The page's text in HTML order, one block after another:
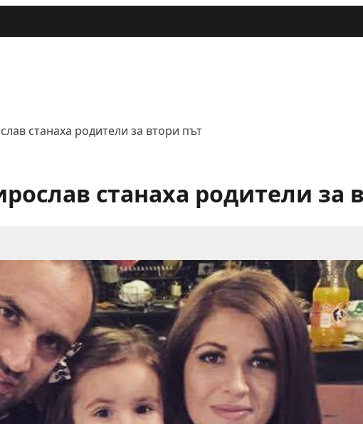
станаха родители за втори път
станаха родители за